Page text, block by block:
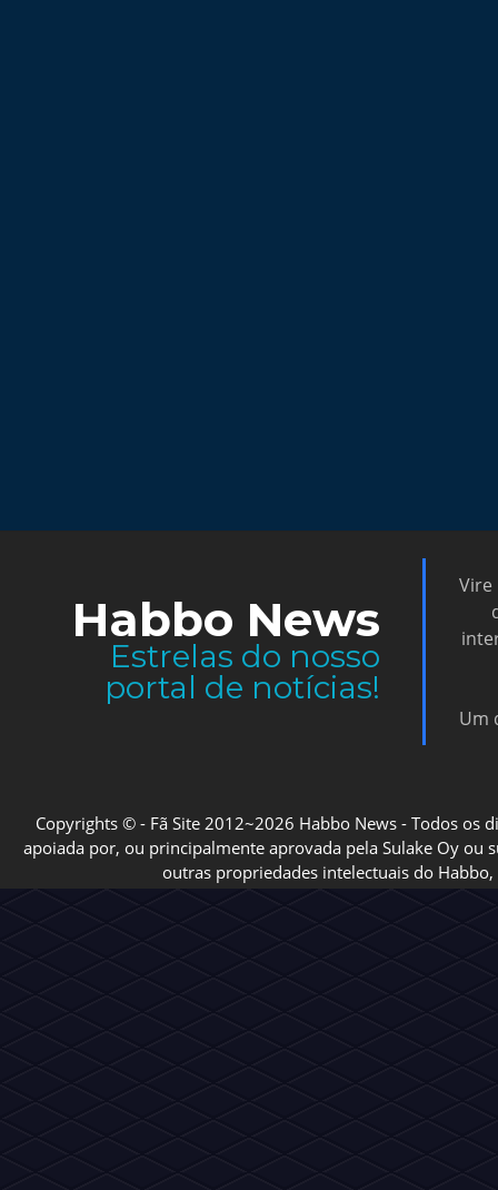
Habbo News
Estrelas do nosso
portal de notícias!
Vire
Um
Copyrights © - Fã Site 2012~2026 Habbo News - Todos os
apoiada por, ou principalmente aprovada pela Sulake Oy ou
outras propriedades intelectuais do